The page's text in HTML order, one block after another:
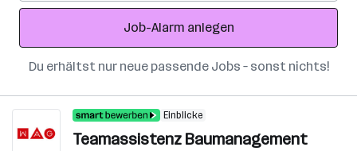
Adresse
Job-Alarm anlegen
Du erhältst nur neue passende Jobs – sonst nichts!
Einblicke
Teamassistenz Baumanagement